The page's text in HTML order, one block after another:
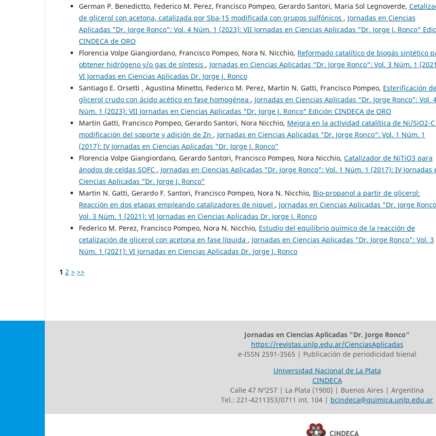
German P. Benedictto, Federico M. Perez, Francisco Pompeo, Gerardo Santori, Maria Sol Legnoverde,
de glicerol con acetona, catalizada por Sba-15 modificada con grupos sulfónicos , Jornadas en Ciencias
Aplicadas "Dr. Jorge Ronco": Vol. 4 Núm. 1 (2023): VII Jornadas en Ciencias Aplicadas "Dr. Jorge J. Ronco"
CINDECA de ORO
Florencia Volpe Giangiordano, Francisco Pompeo, Nora N. Nicchio, Reformado catalítico de biogás sintético
obtener hidrógeno y/o gas de síntesis , Jornadas en Ciencias Aplicadas "Dr. Jorge Ronco": Vol. 3 Núm. 1
VI Jornadas en Ciencias Aplicadas Dr. Jorge J. Ronco
Santiago E. Orsetti , Agustina Minetto, Federico M. Perez, Martin N. Gatti, Francisco Pompeo, Esterificación
glicerol crudo con ácido acético en fase homogénea , Jornadas en Ciencias Aplicadas "Dr. Jorge Ronco": Vol.
Núm. 1 (2023): VII Jornadas en Ciencias Aplicadas "Dr. Jorge J. Ronco" Edición CINDECA de ORO
Martin Gatti, Francisco Pompeo, Gerardo Santori, Nora Nicchio, Mejora en la actividad catalítica de Ni/SiO2-
modificación del soporte y adición de Zn , Jornadas en Ciencias Aplicadas "Dr. Jorge Ronco": Vol. 1 Núm. 1
(2017): IV Jornadas en Ciencias Aplicadas "Dr. Jorge J. Ronco"
Florencia Volpe Giangiordano, Gerardo Santori, Francisco Pompeo, Nora Nicchio, Catalizador de NiTiO3 para
ánodos de celdas SOFC , Jornadas en Ciencias Aplicadas "Dr. Jorge Ronco": Vol. 1 Núm. 1 (2017): IV Jornadas
Ciencias Aplicadas "Dr. Jorge J. Ronco"
Martin N. Gatti, Gerardo F. Santori, Francisco Pompeo, Nora N. Nicchio, Bio-propanol a partir de glicerol:
Reacción en dos etapas empleando catalizadores de níquel , Jornadas en Ciencias Aplicadas "Dr. Jorge
Vol. 3 Núm. 1 (2021): VI Jornadas en Ciencias Aplicadas Dr. Jorge J. Ronco
Federico M. Perez, Francisco Pompeo, Nora N. Nicchio, Estudio del equilibrio químico de la reacción de
cetalización de glicerol con acetona en fase líquida , Jornadas en Ciencias Aplicadas "Dr. Jorge Ronco": Vol. 3
Núm. 1 (2021): VI Jornadas en Ciencias Aplicadas Dr. Jorge J. Ronco
1 2 > >>
Jornadas en Ciencias Aplicadas "Dr. Jorge Ronco"
https://revistas.unlp.edu.ar/CienciasAplicadas
e-ISSN 2591-3565 | Publicación de periodicidad bienal
Universidad Nacional de La Plata
CINDECA
Calle 47 Nº257 | La Plata (1900) | Buenos Aires | Argentina
Tel.: 221-4211353/0711 int. 104 | bcindeca@quimica.unlp.edu.ar